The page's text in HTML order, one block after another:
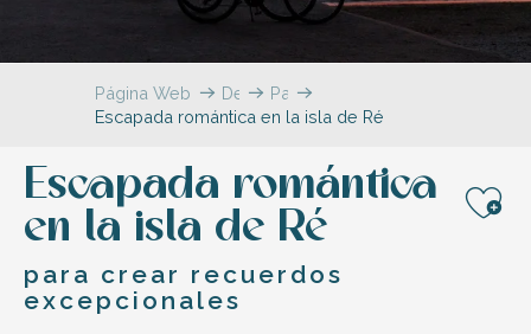
Página Web Descubrir
Para
dos,
o
con
amigos,
Ré?
Escapada romántica en la isla de Ré
Escapada romántica
en la isla de Ré
para crear recuerdos
excepcionales